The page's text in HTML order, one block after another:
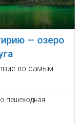
— озеро
по самым
пешеходная